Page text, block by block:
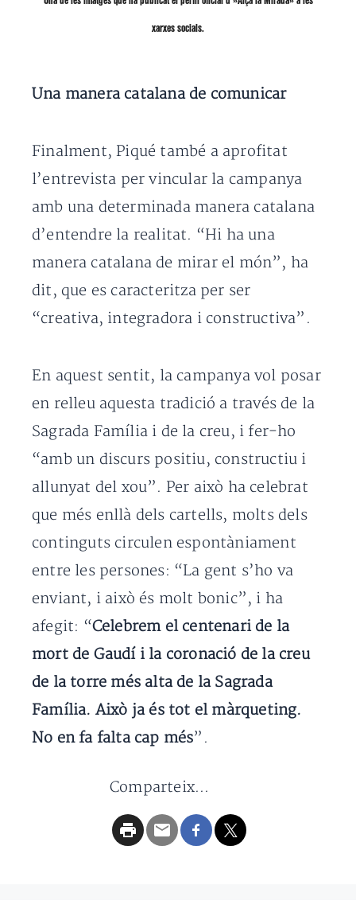
xarxes socials.
Una manera catalana de comunicar
Finalment, Piqué també a aprofitat
l’entrevista per vincular la campanya
amb una determinada manera catalana
d’entendre la realitat. “Hi ha una
manera catalana de mirar el món”, ha
dit, que es caracteritza per ser
“creativa, integradora i constructiva”.
En aquest sentit, la campanya vol posar
en relleu aquesta tradició a través de la
Sagrada Família i de la creu, i fer-ho
“amb un discurs positiu, constructiu i
allunyat del xou”. Per això ha celebrat
que més enllà dels cartells, molts dels
continguts circulen espontàniament
entre les persones: “La gent s’ho va
enviant, i això és molt bonic”, i ha
afegit: “Celebrem el centenari de la
mort de Gaudí i la coronació de la creu
de la torre més alta de la Sagrada
Família. Això ja és tot el màrqueting.
No en fa falta cap més”.
Comparteix...